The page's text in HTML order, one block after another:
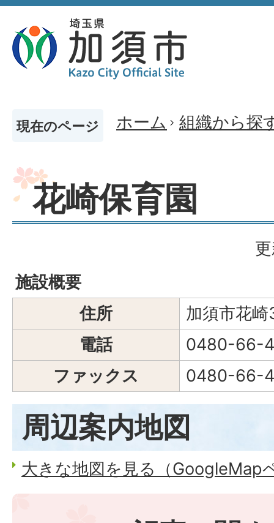
現在のページ ホーム 組織から探
花崎保育園
施設概要
住所
加須市花
電話
0480-66-
ファックス
0480-66-
周辺案内地図
大きな地図を見る（GoogleMap